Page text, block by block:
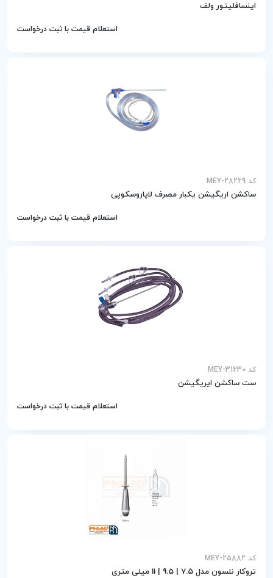
اینسافلیتور ولف
استعلام قیمت با ثبت درخواست
کد MEY-28229
ساکشن اریگیشن یکبار مصرف لاپاروسکوپی
استعلام قیمت با ثبت درخواست
کد MEY-31230
ست ساکشن ایریگیشن
استعلام قیمت با ثبت درخواست
کد MEY-25882
تروکار نلسون مدل 7.5 | 9.5 | 11 میلی متری